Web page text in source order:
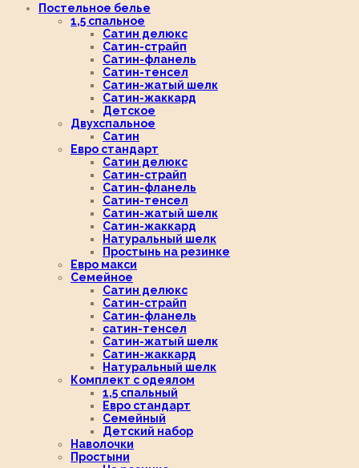
Постельное белье
1,5 спальное
Сатин делюкс
Сатин-страйп
Сатин-фланель
Сатин-тенсел
Сатин-жатый шелк
Сатин-жаккард
Детское
Двухспальное
Сатин
Евро стандарт
Сатин делюкс
Сатин-страйп
Сатин-фланель
Сатин-тенсел
Сатин-жатый шелк
Сатин-жаккард
Натуральный шелк
Простынь на резинке
Евро макси
Семейное
Сатин делюкс
Сатин-страйп
Сатин-фланель
сатин-тенсел
Сатин-жатый шелк
Сатин-жаккард
Натуральный шелк
Комплект с одеялом
1,5 спальный
Евро стандарт
Семейный
Детский набор
Наволочки
Простыни